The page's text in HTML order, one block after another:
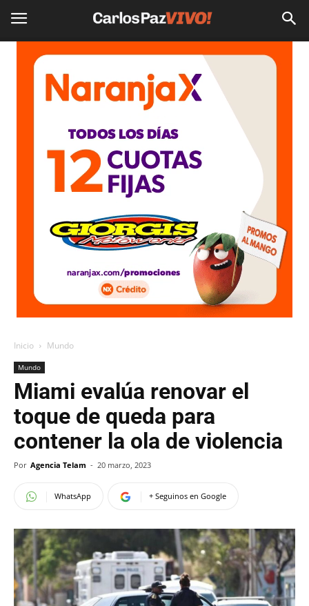
Inicio Mundo
Mundo
Miami evalúa renovar el
toque de queda para
contener la ola de violencia
Por Agencia Telam - 20 marzo, 2023
WhatsApp + Seguinos en Google